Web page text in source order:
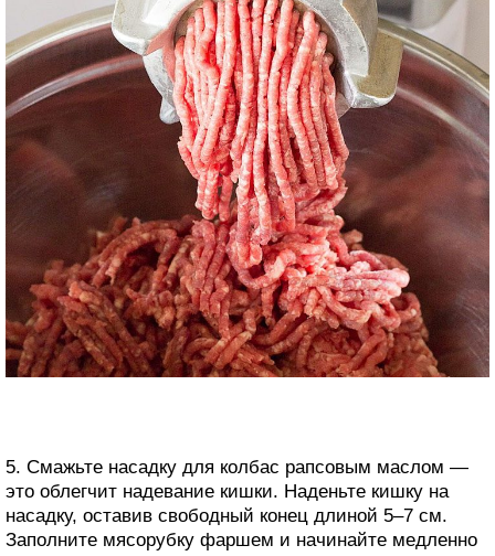
5. Смажьте насадку для колбас рапсовым маслом —
это облегчит надевание кишки. Наденьте кишку на
насадку, оставив свободный конец длиной 5–7 см.
Заполните мясорубку фаршем и начинайте медленно